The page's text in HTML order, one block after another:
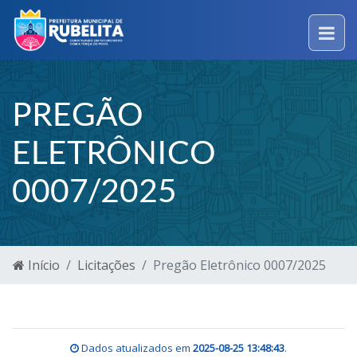
PREGÃO
ELETRÔNICO
0007/2025
Início Licitações Pregão Eletrônico 0007/2025
Dados atualizados em 2025-08-25 13:48:43.